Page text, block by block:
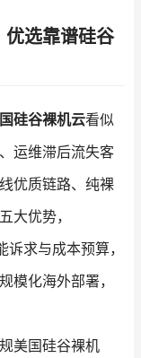
优选靠谱硅谷
硅谷裸机云看似
运维滞后流失客
优质链路、纯裸
大优势，
诉求与成本预算，
模化海外部署，
美国硅谷裸机